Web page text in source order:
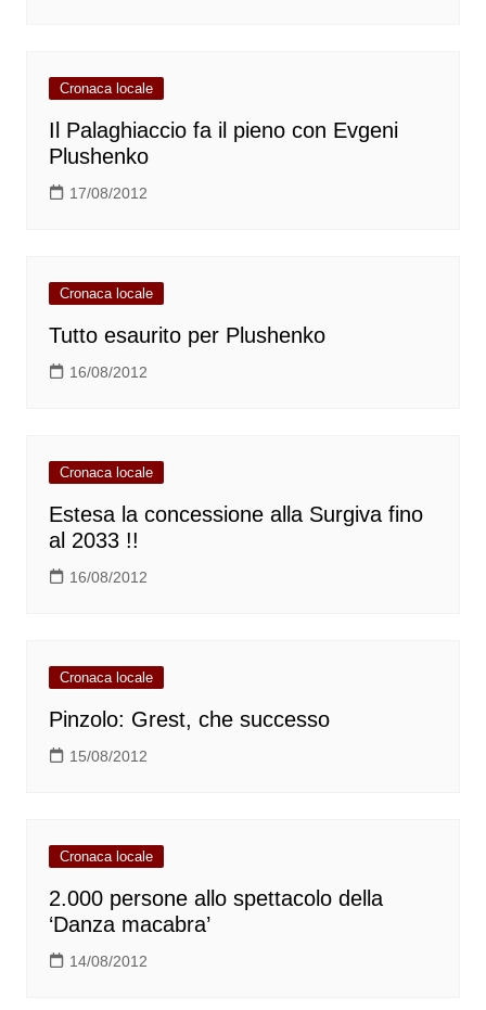
Cronaca locale
Il Palaghiaccio fa il pieno con Evgeni
Plushenko
17/08/2012
Cronaca locale
Tutto esaurito per Plushenko
16/08/2012
Cronaca locale
Estesa la concessione alla Surgiva fino
al 2033 !!
16/08/2012
Cronaca locale
Pinzolo: Grest, che successo
15/08/2012
Cronaca locale
2.000 persone allo spettacolo della
‘Danza macabra’
14/08/2012